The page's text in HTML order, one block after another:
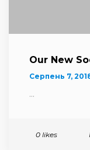
Our New
Серпень 7,
...
0 likes